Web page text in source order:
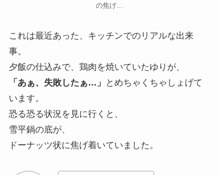
の焦げ…
これは最近あった、キッチンでのリアルな出来
事。
夕飯の仕込みで、鶏肉を焼いていたゆりが、
「あぁ、失敗したぁ…」
とめちゃくちゃしょげて
います。
恐る恐る状況を見に行くと、
雪平鍋の底が、
ドーナッツ状に焦げ着いていました。